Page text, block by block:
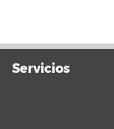
Servicios